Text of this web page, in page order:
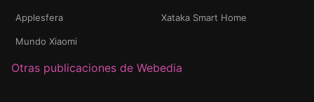
Applesfera Xataka Smart Home
Mundo Xiaomi
Otras publicaciones de Webedia